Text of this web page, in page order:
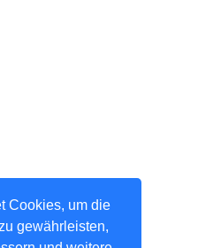
Cookies, um die
gewährleisten,